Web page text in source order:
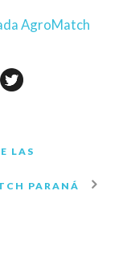
AgroMatch
LAS
PARANÁ